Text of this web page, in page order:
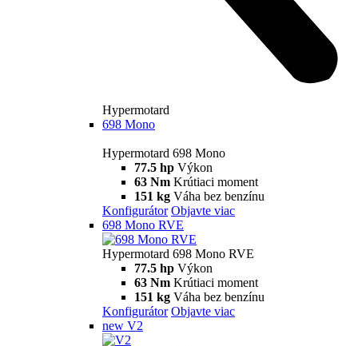
Hypermotard
698 Mono
Hypermotard 698 Mono
77.5 hp Výkon
63 Nm Krútiaci moment
151 kg Váha bez benzínu
Konfigurátor Objavte viac
698 Mono RVE
Hypermotard 698 Mono RVE
77.5 hp Výkon
63 Nm Krútiaci moment
151 kg Váha bez benzínu
Konfigurátor Objavte viac
new V2